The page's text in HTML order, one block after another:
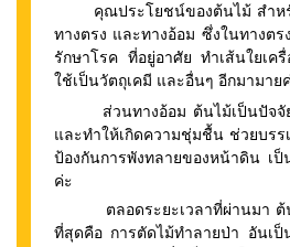
คุณประโยชน์ของต้นไม้ สำ
ทางตรง และทางอ้อม ซึ่งในทางตร
รักษาโรค ที่อยู่อาศัย ทำเส้นใยเค
ใช้เป็นวัตถุเคมี และอื่นๆ อีกมามาย
ส่วนทางอ้อม ต้นไม้เป็นปัจ
และทำให้เกิดความชุ่มชื้น ช่วยบรร
ป้องกันการพังทลายของหน้าดิน เ
ค่ะ
ตลอดระยะเวลาที่ผ่านมา
ที่สุดคือ การตัดไม้ทำลายป่า อันเป็